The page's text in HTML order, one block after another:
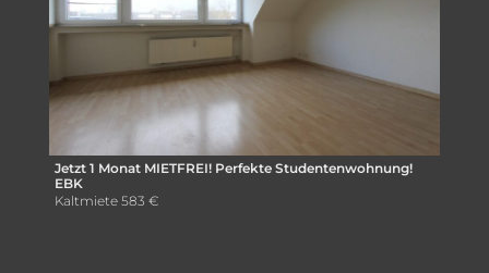
Jetzt 1 Monat MIETFREI! Perfekte Studentenwohnung!
EBK
Kaltmiete 583 €